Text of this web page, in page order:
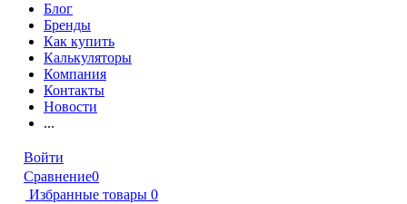
Блог
Бренды
Как купить
Калькуляторы
Компания
Контакты
Новости
...
Войти
Сравнение0
Избранные товары 0